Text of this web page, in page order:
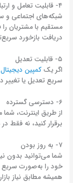
۴- قابلیت تعامل و ارتباط با مشتریان
شبکه‌های اجتماعی و
مستقیم با مشتریان را
دریافت بازخورد
۵- قابلیت تعديل
اگر یککمپین
سریع تعدیل یا تغییر
۶- دسترسی گسترده
از طریق اینترنت،
برقرار کنید، نه فقط
۷- به روز بودن
شما می‌توانید بدون
خود را به‌صورت سریع
همیشه مطابق نیاز